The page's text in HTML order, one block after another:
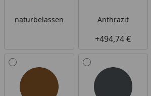
naturbelassen Anthrazit
+494,74 €